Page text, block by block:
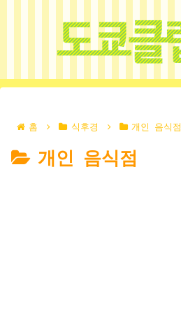
홈 식후경 개인 음식점
개인 음식점